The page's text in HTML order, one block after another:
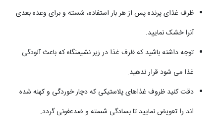
ظرف غذای پرنده پس از هر بار استفاده، شسته و برای وعده بعدی
آنرا خشک نمایید.
توجه داشته باشید که ظرف غذا در زیر نشیمنگاه که باعث آلودگی
غذا می شود قرار ندهید.
دقت کنید ظروف غذاهای پلاستیکی که دچار خوردگی و کهنه شده
اند را تعویض نمایید تا بسادگی شسته و ضدعفونی گردد.